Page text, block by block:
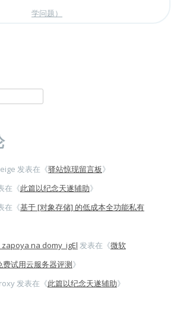
学问题）
发表在《驿站惊现留言板》
在《此篇以纪念天遂辅助》
在《基于 [对象存储] 的低成本全功能私有
na domy_igEl 发表在《微软
试用云服务器评测》
发表在《此篇以纪念天遂辅助》